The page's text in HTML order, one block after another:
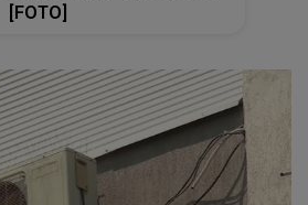
[FOTO]